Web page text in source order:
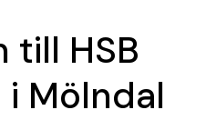
till HSB
Mölndal